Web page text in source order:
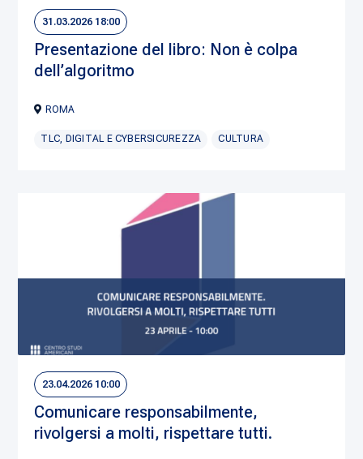
31.03.2026 18:00
Presentazione del libro: Non è colpa
dell’algoritmo
ROMA
TLC, DIGITAL E CYBERSICUREZZA CULTURA
23.04.2026 10:00
Comunicare responsabilmente,
rivolgersi a molti, rispettare tutti.